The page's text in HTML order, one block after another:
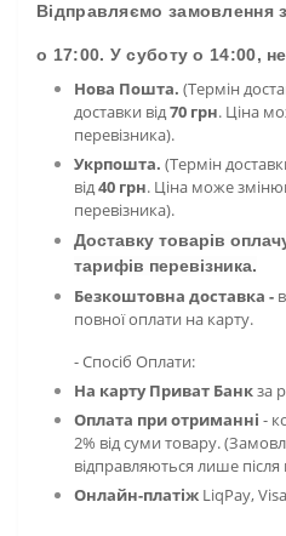
Відправляємо замовлення
о 17:00. У суботу о 14:00,
Нова Пошта. (Термін
доставки від70 грн. Ціна
перевізника).
Укрпошта. (Термін
від40 грн. Ціна може
перевізника).
Доставку товарів
тарифів перевізника.
Безкоштовна доставка -
повної оплати на карту.
- Спосіб Оплати:
На карту Приват Банкза
Оплата при отриманні -
2% від суми товару.
відправляються лише
Онлайн-платіж LiqPay,